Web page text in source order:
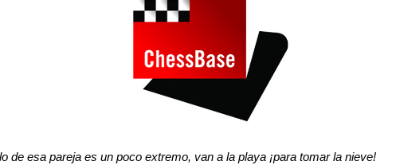
de esa pareja es un poco extremo, van a la playa ¡para tomarla nieve!